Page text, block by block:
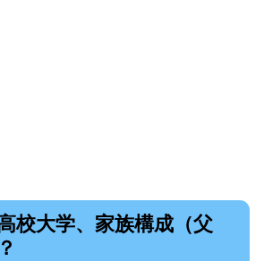
校大学、家族構成（父